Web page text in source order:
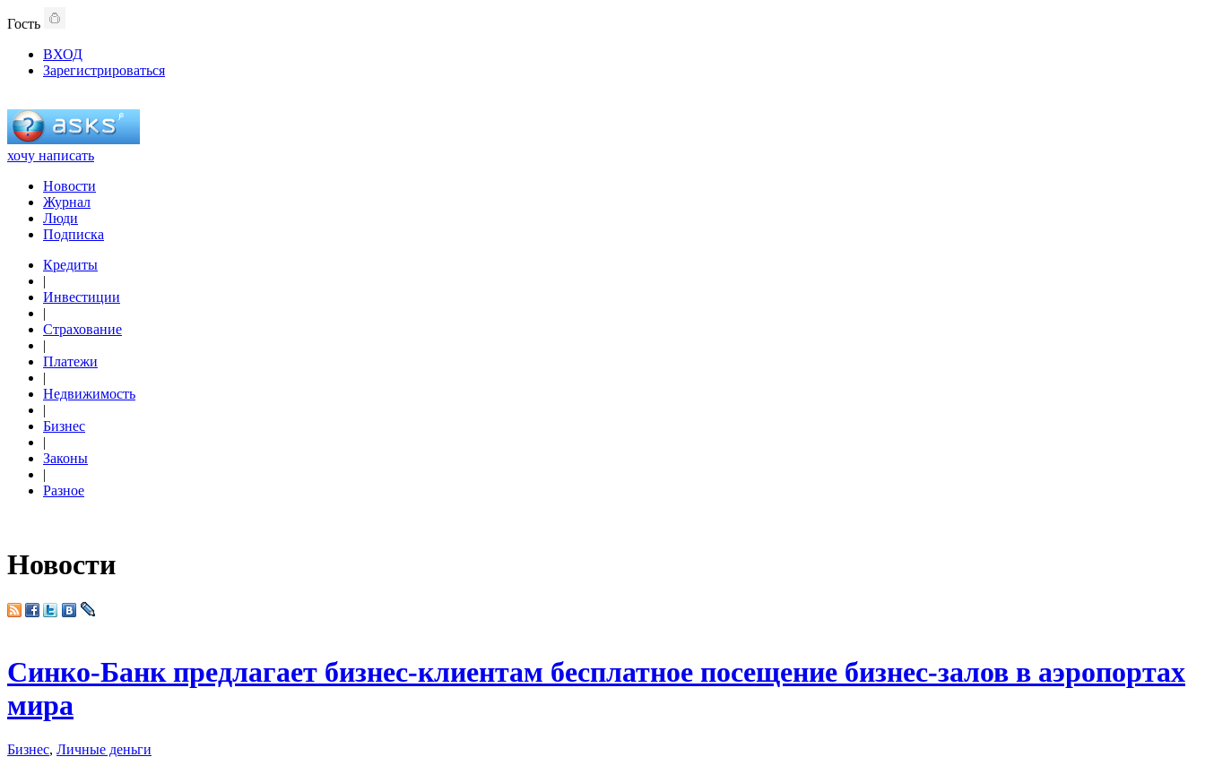
Гость
ВХОД
Зарегистрироваться
хочу написать
Новости
Журнал
Люди
Подписка
Кредиты
|
Инвестиции
|
Страхование
|
Платежи
|
Недвижимость
|
Бизнес
|
Законы
|
Разное
Новости
Синко-Банк предлагает бизнес-клиентам бесплатное посещение бизнес-залов в аэропортах
мира
Бизнес, Личные деньги